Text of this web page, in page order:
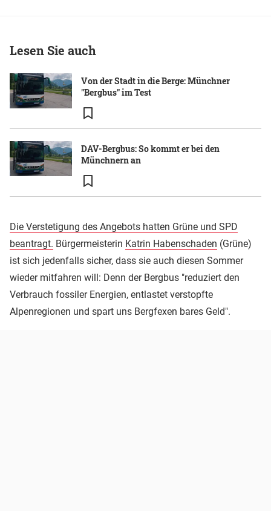
Lesen Sie auch
Von der Stadt in die Berge: Münchner
"Bergbus" im Test
DAV-Bergbus: So kommt er bei den
Münchnern an
Die Verstetigung des Angebots hatten Grüne und SPD
beantragt. Bürgermeisterin Katrin Habenschaden (Grüne)
ist sich jedenfalls sicher, dass sie auch diesen Sommer
wieder mitfahren will: Denn der Bergbus "reduziert den
Verbrauch fossiler Energien, entlastet verstopfte
Alpenregionen und spart uns Bergfexen bares Geld".